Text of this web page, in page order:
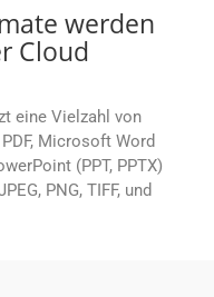
werden
Cloud
eine Vielzahl von
Microsoft Word
(PPT, PPTX)
PNG, TIFF, und